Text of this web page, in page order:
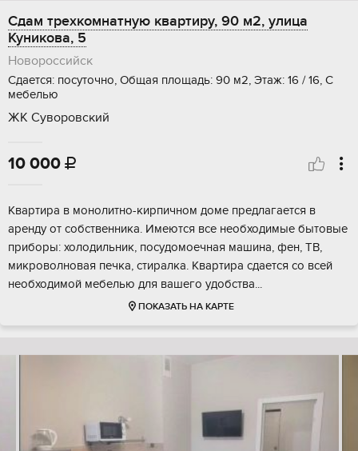
Сдам трехкомнатную квартиру, 90 м2, улица
Куникова, 5
Новороссийск
Сдается: посуточно, Общая площадь: 90 м2, Этаж: 16 / 16, С
мебелью
ЖК Суворовский
10 000 
Квартира в монолитно-кирпичном доме предлагается в
аренду от собственника. Имеются все необходимые бытовые
приборы: холодильник, посудомоечная машина, фен, ТВ,
микроволновая печка, стиралка. Квартира сдается со всей
необходимой мебелью для вашего удобства...
ПОКАЗАТЬ НА КАРТЕ